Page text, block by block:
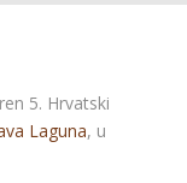
5. Hrvatski
Laguna, u